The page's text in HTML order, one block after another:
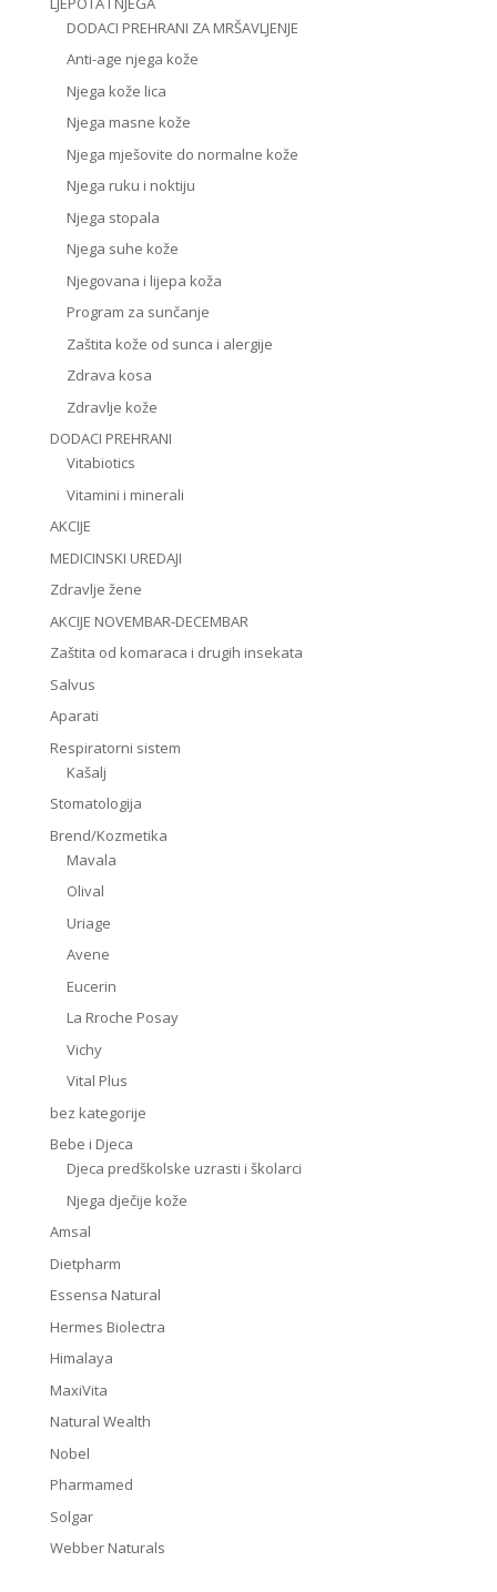
DODACI PREHRANI ZA MRŠAVLJENJE
Anti-age njega kože
Njega kože lica
Njega masne kože
Njega mješovite do normalne kože
Njega ruku i noktiju
Njega stopala
Njega suhe kože
Njegovana i lijepa koža
Program za sunčanje
Zaštita kože od sunca i alergije
Zdrava kosa
Zdravlje kože
DODACI PREHRANI
Vitabiotics
Vitamini i minerali
AKCIJE
MEDICINSKI UREDAJI
Zdravlje žene
AKCIJE NOVEMBAR-DECEMBAR
Zaštita od komaraca i drugih insekata
Salvus
Aparati
Respiratorni sistem
Kašalj
Stomatologija
Brend/Kozmetika
Mavala
Olival
Uriage
Avene
Eucerin
La Rroche Posay
Vichy
Vital Plus
bez kategorije
Bebe i Djeca
Djeca predškolske uzrasti i školarci
Njega dječije kože
Amsal
Dietpharm
Essensa Natural
Hermes Biolectra
Himalaya
MaxiVita
Natural Wealth
Nobel
Pharmamed
Solgar
Webber Naturals